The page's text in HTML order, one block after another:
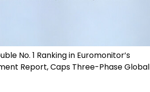
No. 1 Ranking in Euromonitor’s
Report, Caps Three-Phase Global